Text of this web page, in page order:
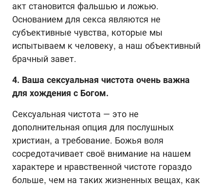
акт становится фальшью и ложью.
Основанием для секса являются не
субъективные чувства, которые мы
испытываем к человеку, а наш объективный
брачный завет.
4. Ваша сексуальная чистота очень важна
для хождения с Богом.
Сексуальная чистота — это не
дополнительная опция для послушных
христиан, а требование. Божья воля
сосредотачивает своё внимание на нашем
характере и нравственной чистоте гораздо
больше, чем на таких жизненных вещах, как